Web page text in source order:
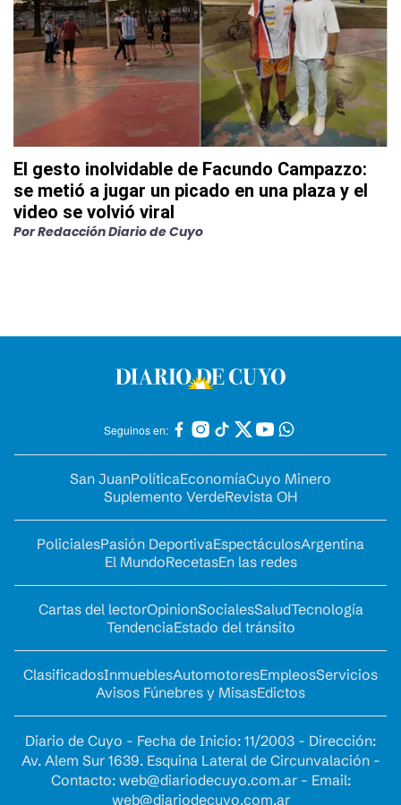
El gesto inolvidable de Facundo Campazzo:
se metió a jugar un picado en una plaza y el
video se volvió viral
PorRedacción Diario de Cuyo
Seguinos en:
San JuanPolíticaEconomíaCuyo Minero
Suplemento VerdeRevista OH
PolicialesPasión DeportivaEspectáculosArgentina
El MundoRecetasEn las redes
Cartas del lectorOpinionSocialesSaludTecnología
TendenciaEstado del tránsito
ClasificadosInmueblesAutomotoresEmpleosServicios
Avisos Fúnebres y MisasEdictos
Diario de Cuyo - Fecha de Inicio: 11/2003 - Dirección:
Av. Alem Sur 1639. Esquina Lateral de Circunvalación -
Contacto: web@diariodecuyo.com.ar- Email:
web@diariodecuyo.com.ar